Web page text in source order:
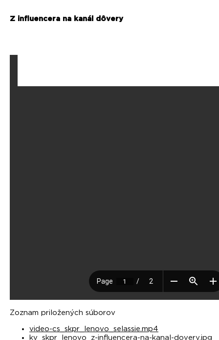
Z influencera na kanál dôvery
Zoznam priložených súborov
video-cs_skpr_lenovo_selassie.mp4
kv_skpr_lenovo_z-influencera-na-kanal-dovery.jpg